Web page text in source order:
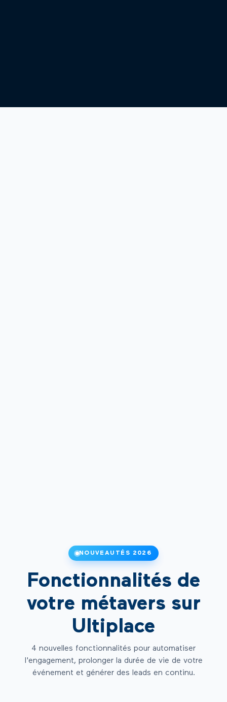
NOUVEAUTÉS 2026
Fonctionnalités de
votre métavers sur
Ultiplace
4 nouvelles fonctionnalités pour automatiser
l'engagement, prolonger la durée de vie de votre
événement et générer des leads en continu.